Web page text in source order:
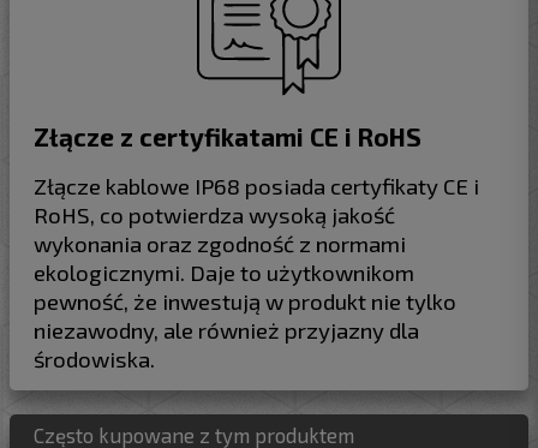
Złącze z certyfikatami CE i RoHS
Złącze kablowe IP68 posiada certyfikaty CE i
RoHS, co potwierdza wysoką jakość
wykonania oraz zgodność z normami
ekologicznymi. Daje to użytkownikom
pewność, że inwestują w produkt nie tylko
niezawodny, ale również przyjazny dla
środowiska.
Często kupowane z tym produktem